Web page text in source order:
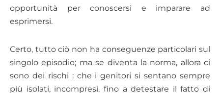
opportunità per conoscersi e imparare ad
esprimersi.
Certo, tutto ciò non ha conseguenze particolari sul
singolo episodio; ma se diventa la norma, allora ci
sono dei rischi : che i genitori si sentano sempre
più isolati, incompresi, fino a detestare il fatto di